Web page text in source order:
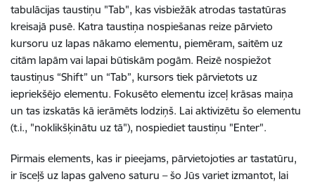
tabulācijas taustiņu "Tab", kas visbiežāk atrodas tastatūras
kreisajā pusē. Katra taustiņa nospiešanas reize pārvieto
kursoru uz lapas nākamo elementu, piemēram, saitēm uz
citām lapām vai lapai būtiskām pogām. Reizē nospiežot
taustiņus “Shift” un “Tab”, kursors tiek pārvietots uz
iepriekšējo elementu. Fokusēto elementu izceļ krāsas maiņa
un tas izskatās kā ierāmēts lodziņš. Lai aktivizētu šo elementu
(t.i., "noklikšķinātu uz tā"), nospiediet taustiņu "Enter".
Pirmais elements, kas ir pieejams, pārvietojoties ar tastatūru,
ir īsceļš uz lapas galveno saturu – šo Jūs variet izmantot, lai